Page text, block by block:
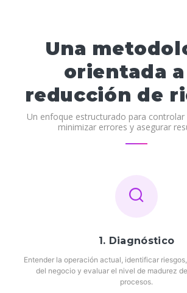
Una
orientada
reducción de
Un enfoque estructurado para
minimizar errores y asegurar
1. Diagnóstico
Entender la operación actual, identificar
del negocio y evaluar el nivel de madurez
procesos.